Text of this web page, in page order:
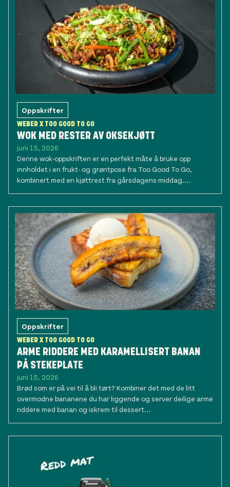
Oppskrifter
WEBER X TOO GOOD TO GO
WOK MED RESTER AV OKSEKJØTT
juni 15, 2026
Denne wok-oppskriften er en perfekt måte å bruke opp
innholdet i en frukt- og grøntpose fra Too Good To Go,
kombinert med en kjøttrest fra gårsdagens middag....
Oppskrifter
WEBER X TOO GOOD TO GO
ARME RIDDERE MED KARAMELLISERT BANAN
PÅ STEKEPLATE
juni 15, 2026
Brød som er på vei til å bli tørt? Kombiner det med de litt
overmodne bananene du har liggende og server deilige arme
riddere med banan og iskrem til dessert...